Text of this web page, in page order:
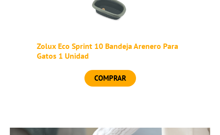
Zolux Eco Sprint 10 Bandeja Arenero Para
Gatos 1 Unidad
COMPRAR